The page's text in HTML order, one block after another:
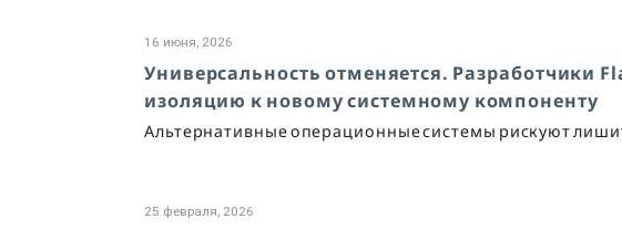
16 июня, 2026
Универсальность отменяется. Разработчики
изоляцию к новому системному компоненту
Альтернативные операционные системы рискуют
25 февраля, 2026